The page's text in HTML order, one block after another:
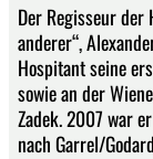
Der Regisseur der
anderer“,
Hospitant seine
sowie an der
Zadek. 2007 war
nach Garrel/